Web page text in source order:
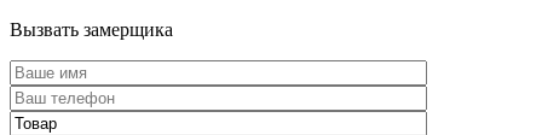
Вызвать замерщика